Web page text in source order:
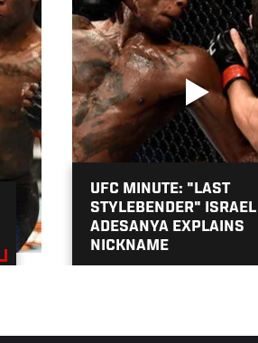
UFC MINUTE: "LAST
STYLEBENDER" ISRAEL
ADESANYA EXPLAINS
NICKNAME